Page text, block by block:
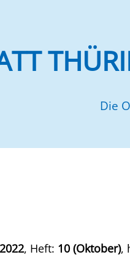
Die
2022, Heft: 10 (Oktober),